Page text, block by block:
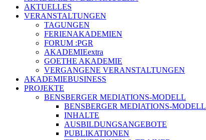
AKTUELLES
VERANSTALTUNGEN
TAGUNGEN
FERIENAKADEMIEN
FORUM :PGR
AKADEMIEextra
GOETHE AKADEMIE
VERGANGENE VERANSTALTUNGEN
AKADEMIEBUSINESS
PROJEKTE
BENSBERGER MEDIATIONS-MODELL
BENSBERGER MEDIATIONS-MODELL
INHALTE
AUSBILDUNGSANGEBOTE
PUBLIKATIONEN